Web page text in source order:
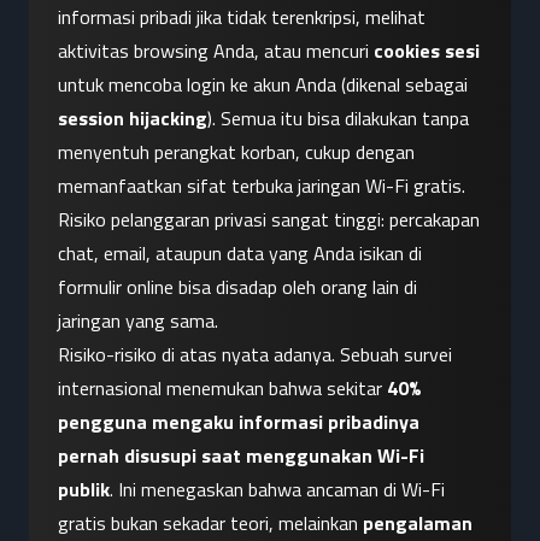
informasi pribadi jika tidak terenkripsi, melihat
aktivitas browsing Anda, atau mencuri cookies sesi
session hijacking). Semua itu bisa dilakukan tanpa
menyentuh perangkat korban, cukup dengan
memanfaatkan sifat terbuka jaringan Wi-Fi gratis.
Risiko pelanggaran privasi sangat tinggi: percakapan
chat, email, ataupun data yang Anda isikan di
formulir online bisa disadap oleh orang lain di
jaringan yang sama.
Risiko-risiko di atas nyata adanya. Sebuah survei
internasional menemukan bahwa sekitar 40%
pengguna mengaku informasi pribadinya
pernah disusupi saat menggunakan Wi-Fi
publik. Ini menegaskan bahwa ancaman di Wi-Fi
gratis bukan sekadar teori, melainkan pengalaman